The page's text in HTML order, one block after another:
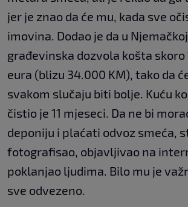
jer je znao da će mu, kada sve
imovina. Dodao je da u
građevinska dozvola košta skoro
eura (blizu 34.000 KM), tako da
svakom slučaju biti bolje. Kuću
čistio je 11 mjeseci. Da ne bi
deponiju i plaćati odvoz smeća,
fotografisao, objavljivao na
poklanjao ljudima. Bilo mu je
sve odvezeno.